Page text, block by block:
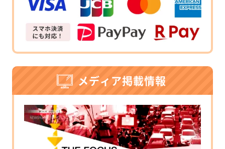
メディア掲載情報